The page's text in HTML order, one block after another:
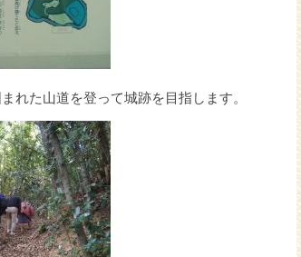
れた山道を登って城跡を目指します。